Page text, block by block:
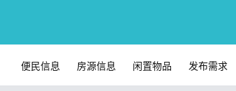
便民信息 房源信息 闲置物品 发布需求